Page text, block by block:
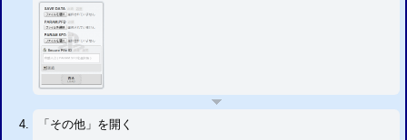
「その他」を開く